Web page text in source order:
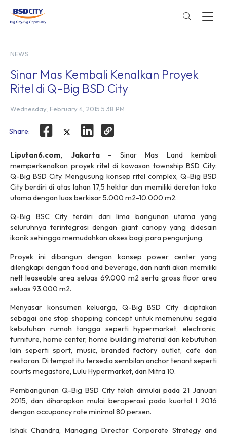
NEWS
Sinar Mas Kembali Kenalkan Proyek
Ritel di Q-Big BSD City
Wednesday, February 4, 2015 5:38 PM
Share:
Liputan6.com, Jakarta - Sinar Mas Land kembali
memperkenalkan proyek ritel di kawasan township BSD City:
Q-Big BSD City. Mengusung konsep ritel complex, Q-Big BSD
City berdiri di atas lahan 17,5 hektar dan memiliki deretan toko
utama dengan luas berkisar 5.000 m2-10.000 m2.
Q-Big BSC City terdiri dari lima bangunan utama yang
seluruhnya terintegrasi dengan giant canopy yang didesain
ikonik sehingga memudahkan akses bagi para pengunjung.
Proyek ini dibangun dengan konsep power center yang
dilengkapi dengan food and beverage, dan nanti akan memiliki
nett leaseable area seluas 69.000 m2 serta gross floor area
seluas 93.000 m2.
Menyasar konsumen keluarga, Q-Big BSD City diciptakan
sebagai one stop shopping concept untuk memenuhu segala
kebutuhan rumah tangga seperti hypermarket, electronic,
furniture, home center, home building material dan kebutuhan
lain seperti sport, music, branded factory outlet, cafe dan
restoran. Di tempat itu tersedia sembilan anchor tenant seperti
courts megastore, Lulu Hypermarket, dan Mitra 10.
Pembangunan Q-Big BSD City telah dimulai pada 21 Januari
2015, dan diharapkan mulai beroperasi pada kuartal I 2016
dengan occupancy rate minimal 80 persen.
Ishak Chandra, Managing Director Corporate Strategy and